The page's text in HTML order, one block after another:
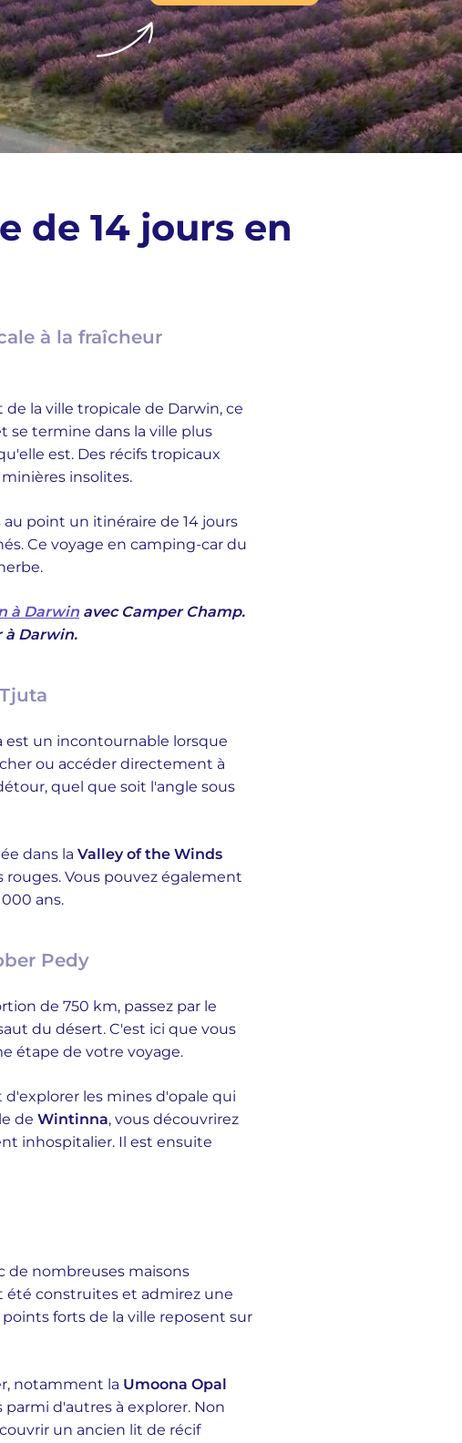
de 14 jours en
à la fraîcheur
la ville tropicale de Darwin, ce
se termine dans la ville plus
est. Des récifs tropicaux
insolites.
point un itinéraire de 14 jours
Ce voyage en camping-car du
à Darwin avec Camper Champ.
à Darwin.
est un incontournable lorsque
ou accéder directement à
quel que soit l'angle sous
dans la Valley of the Winds
Vous pouvez également
ans.
Pedy
de 750 km, passez par le
du désert. C'est ici que vous
étape de votre voyage.
d'explorer les mines d'opale qui
de Wintinna, vous découvrirez
inhospitalier. Il est ensuite
de nombreuses maisons
été construites et admirez une
forts de la ville reposent sur
notamment la Umoona Opal
d'autres à explorer. Non
un ancien lit de récif